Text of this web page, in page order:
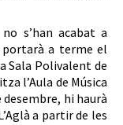
s’han acabat a
portarà a terme el
Sala Polivalent de
l’Aula de Música
desembre, hi haurà
a partir de les